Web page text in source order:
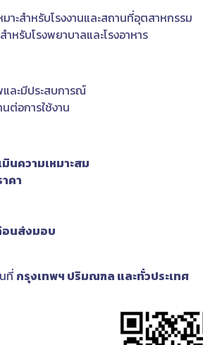
มาะสำหรับโรงงานและสถานที่อุตสาหกรรม
สำหรับโรงพยาบาลและโรงอาหาร
ละมีประสบการณ์
อการใช้งาน
นความเหมาะสม
คา
นส่งมอบ
ที่ กรุงเทพฯ ปริมณฑล และทั่วประเทศ